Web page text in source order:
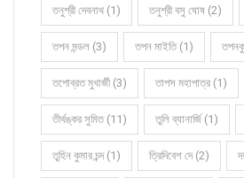
তনুশ্রী দেবনাথ (1) তনুশ্রী বসু ঘোষ (2)
তপন মন্ডল (3) তপন মাইতি (1)
তপোব্রত মুখার্জী (3) তাপস মহাপাত্র (1)
তীর্থঙ্কর সুমিত (11) তুলি ব্যানার্জি (1)
তুহিন কুমার চন্দ (1) ত্রিদিবেশ দে (2)